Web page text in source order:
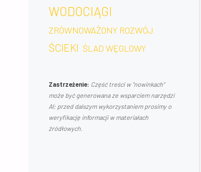
WODOCIĄGI
ZRÓWNOWAŻONY ROZWÓJ
ŚCIEKI ŚLAD WĘGLOWY
Zastrzeżenie: Część treści w "nowinkach"
może być generowana ze wsparciem narzędzi
AI; przed dalszym wykorzystaniem prosimy o
weryfikację informacji w materiałach
źródłowych.